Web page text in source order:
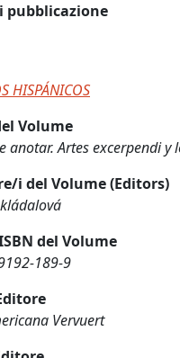
pubblicazione
HISPÁNICOS
Volume
anotar. Artes excerpendi
i del Volume (Editors)
del Volume
189-9
Vervuert